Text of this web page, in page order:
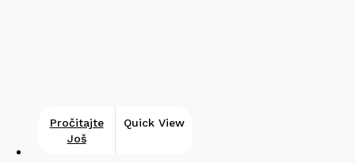
Pročitajte
Još
Quick View